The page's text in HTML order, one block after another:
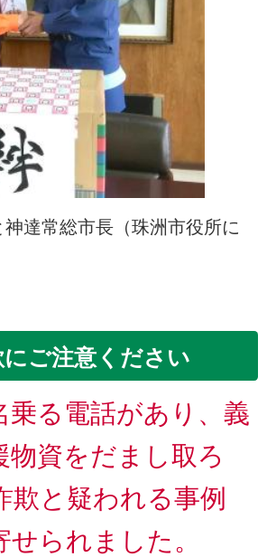
達常総市長（珠洲市役所に
ご注意ください
乗る電話があり、義
物資をだまし取ろ
欺と疑われる事例
られました。